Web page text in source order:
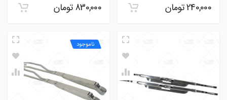
240,000تومان 830,000تومان
ناموجود